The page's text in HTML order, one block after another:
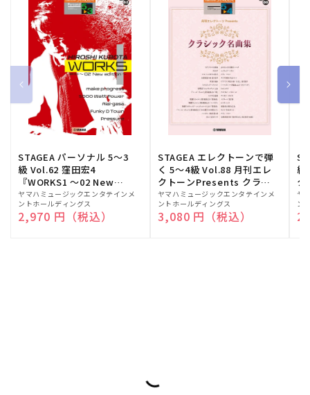
STAGEA パーソナル 5～3
級 Vol.62 窪田宏4
『WORKS1 ～02 New
edition～』
販
売
元:
ヤマハミュージックエンタテインメ
ントホールディングス
通常価格
2,970 円（税込）
STAGEA エレクトーンで弾
く 5～4級 Vol.88 月刊エレ
クトーンPresents クラシ
ック名曲集
販
売
元:
ヤマハミュージックエンタテインメ
ントホールディングス
通常価格
3,080 円（税込）
級
ク
販
売
元:
ヤ
ン